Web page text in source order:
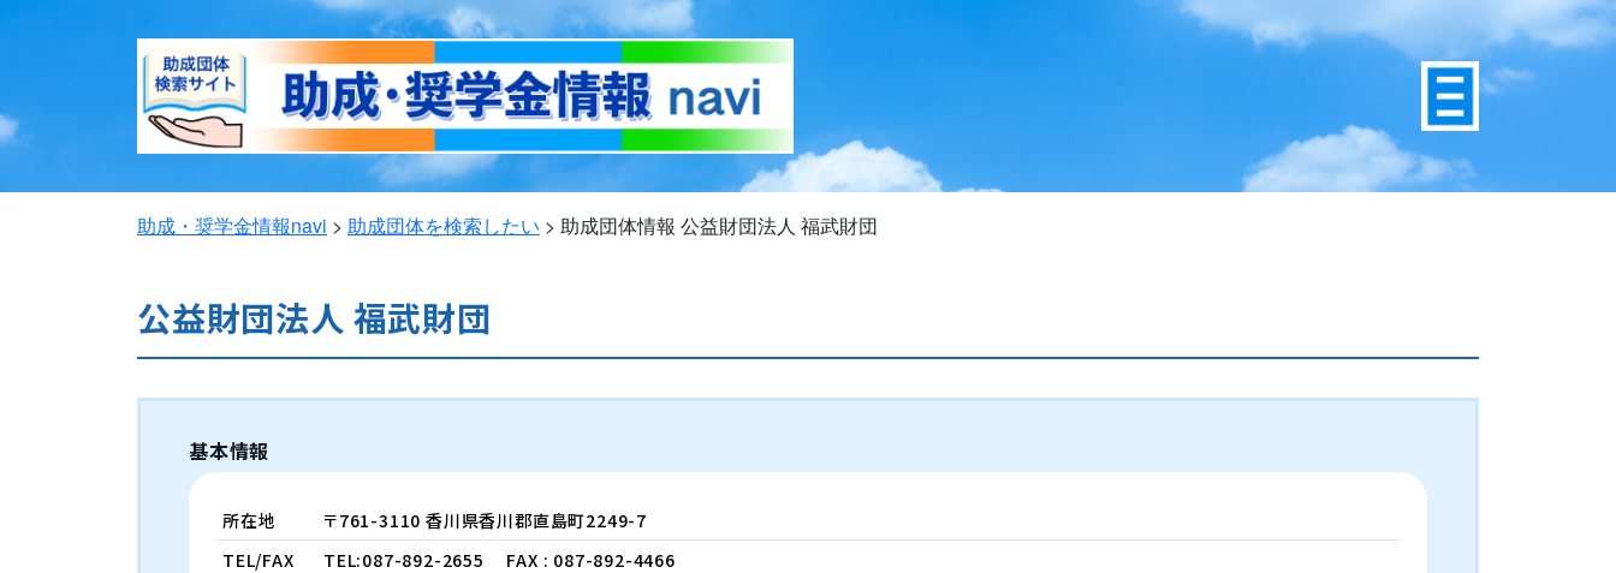
助成・奨学金情報navi > 助成団体を検索したい > 助成団体情報 公益財団法人 福武財団
公益財団法人 福武財団
基本情報
所在地
〒761-3110 香川県香川郡直島町2249-7
TEL/FAX
TEL:087-892-2655
FAX : 087-892-4466